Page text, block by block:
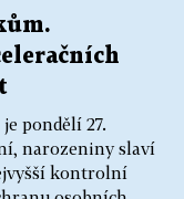
pondělí 27.
narozeniny slaví
kontrolní